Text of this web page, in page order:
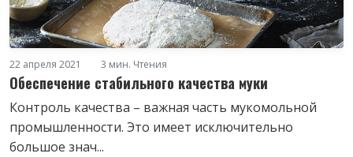
22 апреля 2021 3 мин. Чтения
Обеспечение стабильного качества муки
Контроль качества – важная часть мукомольной
промышленности. Это имеет исключительно
большое знач...